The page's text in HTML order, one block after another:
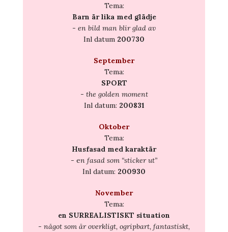
Tema:
Barn är lika med glädje
- en bild man blir glad av
Inl datum 200730
September
Tema:
SPORT
- the golden moment
Inl datum: 200831
Oktober
Tema:
Husfasad med karaktär
- en fasad som “sticker ut”
Inl datum: 200930
November
Tema:
en SURREALISTISKT situation
- något som är overkligt, ogripbart, fantastiskt,